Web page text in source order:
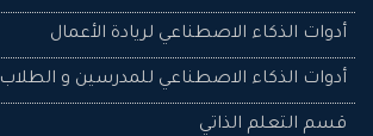
أدوات الذكاء الاصطناعي لريادة الأعمال
أدوات الذكاء الاصطناعي للمدرسين و الطلاب
قسم التعلم الذاتي